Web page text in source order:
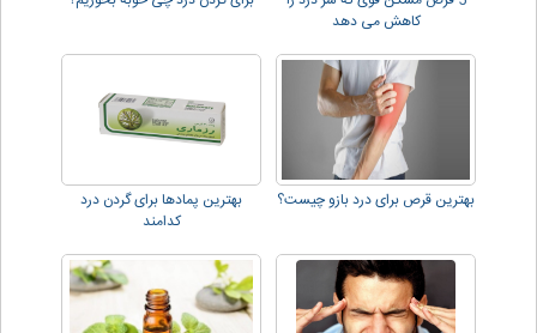
کاهش می دهد
بهترین قرص برای درد بازو چیست؟
بهترین پمادها برای گردن درد
کدامند